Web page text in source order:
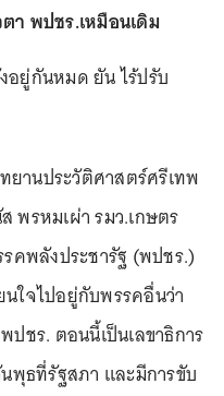
า พปชร.เหมือนเดิม
ยานประวัติศาสตร์ศรีเทพ
พรหมเผ่า รมว.เกษตร
คพลังประชารัฐ (พปชร.)
ใจไปอยู่กับพรรคอื่นว่า
ชร. ตอนนี้เป็นเลขาธิการ
พุธที่รัฐสภา และมีการขับ